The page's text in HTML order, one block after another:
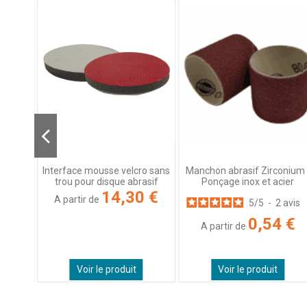
Voir tous les avis sur ce site
4
4étoiles
3
0
Interface mousse velcro sans
trou pour disque abrasif
A partir de 14,30 €
Voir le produit
Manchon abrasif Zirconium
Ponçage inox et acier
5/5 - 2 avis
A partir de 0,54 €
Voir le produit